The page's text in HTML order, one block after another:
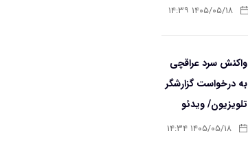
۱۴۰۵/۰۵/۱۸ ۱۴:۳۹
واکنش سرد عراقچی
به درخواست گزارشگر
تلویزیون/ ویدئو
۱۴۰۵/۰۵/۱۸ ۱۴:۳۴